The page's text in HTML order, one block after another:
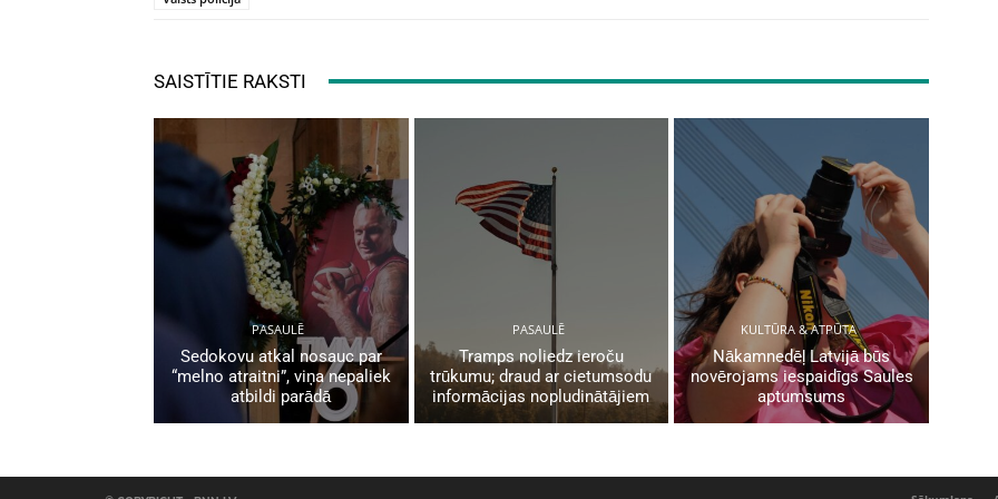
SAISTĪTIE RAKSTI
PASAULĒ
Sedokovu atkal nosauc par
“melno atraitni”, viņa nepaliek
atbildi parādā
PASAULĒ
Tramps noliedz ieroču
trūkumu; draud ar cietumsodu
informācijas nopludinātājiem
KULTŪRA & ATPŪTA
Nākamnedēļ Latvijā būs
novērojams iespaidīgs Saules
aptumsums